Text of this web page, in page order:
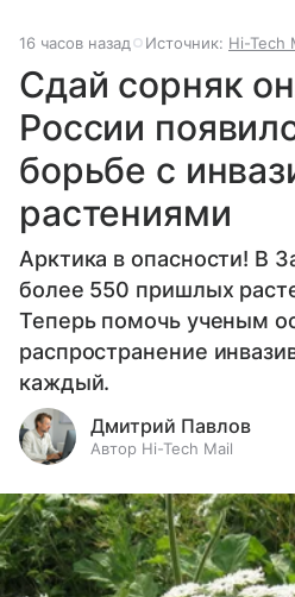
16 часов назад Источник: Hi-Tech
Сдай сорняк
России
борьбе с
растениями
Арктика в опасности! В
более 550 пришлых
Теперь помочь ученым
распространение
каждый.
Дмитрий Павлов
Автор Hi-Tech Mail